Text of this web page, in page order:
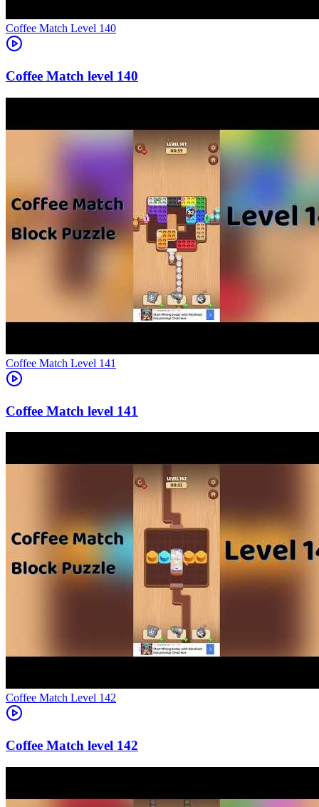
Level 140
140
Level 141
141
Level 142
142